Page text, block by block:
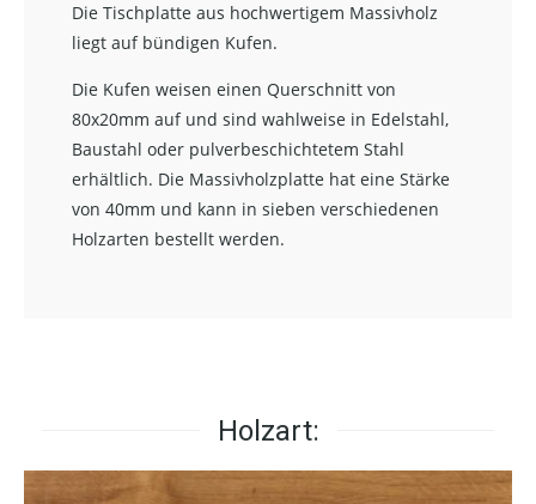
Die Tischplatte aus hochwertigem Massivholz
liegt auf bündigen Kufen.
Die Kufen weisen einen Querschnitt von
80x20mm auf und sind wahlweise in Edelstahl,
Baustahl oder pulverbeschichtetem Stahl
erhältlich. Die Massivholzplatte hat eine Stärke
von 40mm und kann in sieben verschiedenen
Holzarten bestellt werden.
Holzart: